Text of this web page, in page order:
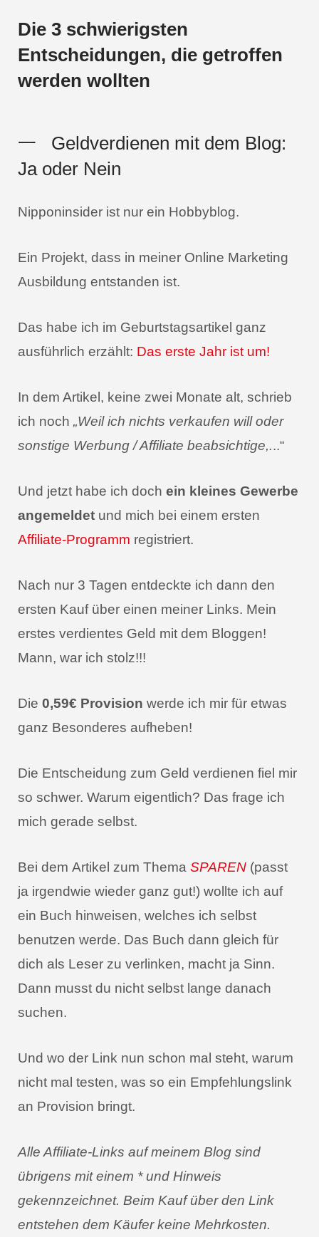
Die 3 schwierigsten
Entscheidungen, die getroffen
werden wollten
一 Geldverdienen mit dem Blog:
Ja oder Nein
Nipponinsider ist nur ein Hobbyblog.
Ein Projekt, dass in meiner Online Marketing
Ausbildung entstanden ist.
Das habe ich im Geburtstagsartikel ganz
ausführlich erzählt: Das erste Jahr ist um!
In dem Artikel, keine zwei Monate alt, schrieb
ich noch „Weil ich nichts verkaufen will oder
sonstige Werbung / Affiliate beabsichtige,...“
Und jetzt habe ich doch ein kleines Gewerbe
angemeldet und mich bei einem ersten
Affiliate-Programm registriert.
Nach nur 3 Tagen entdeckte ich dann den
ersten Kauf über einen meiner Links. Mein
erstes verdientes Geld mit dem Bloggen!
Mann, war ich stolz!!!
Die 0,59€ Provision werde ich mir für etwas
ganz Besonderes aufheben!
Die Entscheidung zum Geld verdienen fiel mir
so schwer. Warum eigentlich? Das frage ich
mich gerade selbst.
Bei dem Artikel zum Thema SPAREN (passt
ja irgendwie wieder ganz gut!) wollte ich auf
ein Buch hinweisen, welches ich selbst
benutzen werde. Das Buch dann gleich für
dich als Leser zu verlinken, macht ja Sinn.
Dann musst du nicht selbst lange danach
suchen.
Und wo der Link nun schon mal steht, warum
nicht mal testen, was so ein Empfehlungslink
an Provision bringt.
Alle Affiliate-Links auf meinem Blog sind
übrigens mit einem * und Hinweis
gekennzeichnet. Beim Kauf über den Link
entstehen dem Käufer keine Mehrkosten.